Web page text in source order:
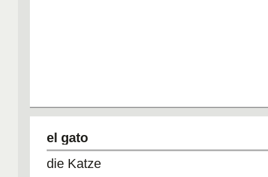
el gato
die Katze